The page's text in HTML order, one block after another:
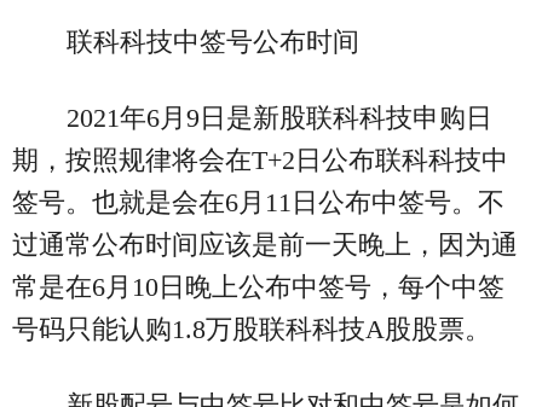
联科科技中签号公布时间
2021年6月9日是新股联科科技申购日
期，按照规律将会在T+2日公布联科科技中
签号。也就是会在6月11日公布中签号。不
过通常公布时间应该是前一天晚上，因为通
常是在6月10日晚上公布中签号，每个中签
号码只能认购1.8万股联科科技A股股票。